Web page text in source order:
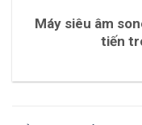
Máy siêu âm
tiến